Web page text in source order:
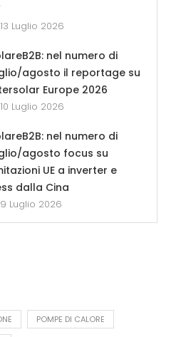
13 Luglio 2026
nel numero di
agosto il reportage su
Europe 2026
10 Luglio 2026
nel numero di
agosto focus su
UE a inverter e
dalla Cina
9 Luglio 2026
POMPE DI CALORE